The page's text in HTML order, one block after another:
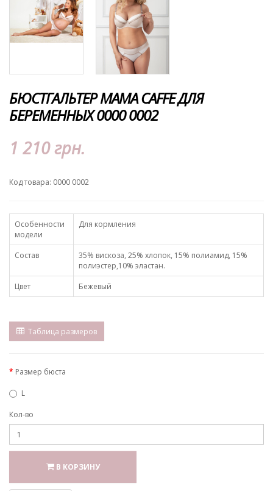
БЮСТГАЛЬТЕР MAMA CAFFE ДЛЯ
БЕРЕМЕННЫХ 0000 0002
1 210 грн.
Код товара: 0000 0002
Особенности
модели
Для кормления
Состав
35% вискоза, 25% хлопок, 15% полиамид, 15%
полиэстер,10% эластан.
Цвет
Бежевый
Таблица размеров
Размер бюста
L
Кол-во
В КОРЗИНУ